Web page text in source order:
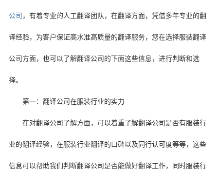
公司 ，有着专业的人工翻译团队，在翻译方面，凭借多年专业的翻
译经验，为客户保证高水准高质量的翻译服务，您在选择服装翻译
公司方面，也可以了解翻译公司的下面这些信息，进行判断和选
择。
第一：翻译公司在服装行业的实力
在对翻译公司了解方面，可以着重了解翻译公司是否有服装行
业的翻译经验，在服装行业翻译的口碑以及同行认可度等等，这些
信息可以帮助我们判断翻译公司是否能做好翻译工作，同时服装行